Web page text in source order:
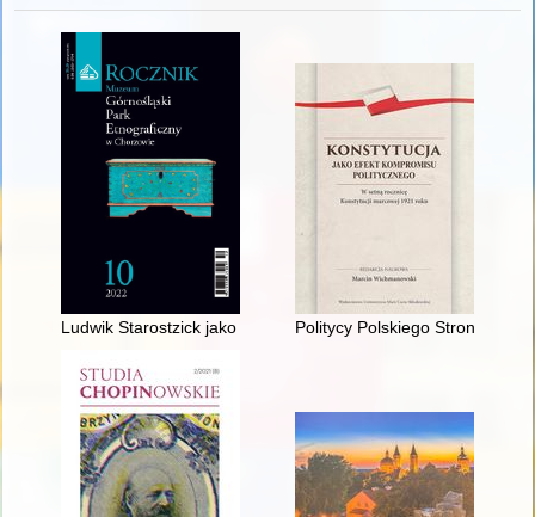
Ludwik Starostzick jako zbieracz i badacz pieśni rybnickich
Politycy Polskiego Stronnictwa